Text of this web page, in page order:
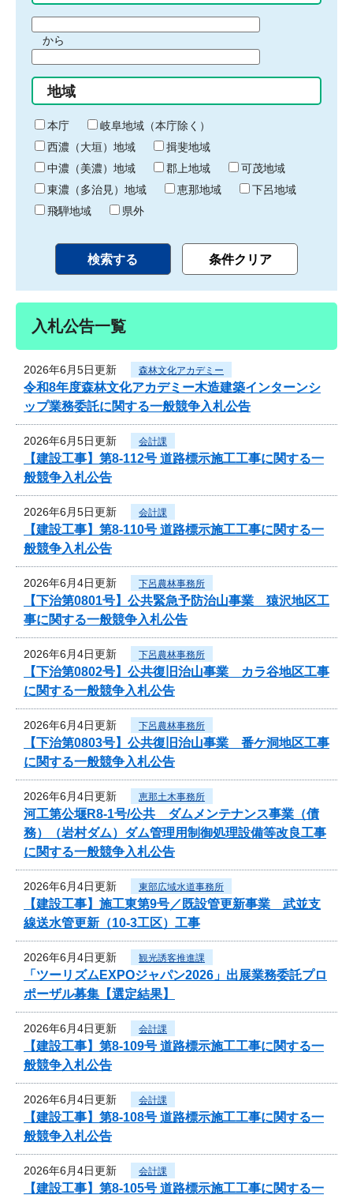
間
始
り
から
間
終
わ
り
地域
本庁
岐阜地域（本庁除く）
西濃（大垣）地域
揖斐地域
中濃（美濃）地域
郡上地域
可茂地域
東濃（多治見）地域
恵那地域
下呂地域
飛騨地域
県外
入札公告一覧
2026年6月5日更新 森林文化アカデミー
令和8年度森林文化アカデミー木造建築インターンシ
ップ業務委託に関する一般競争入札公告
2026年6月5日更新 会計課
【建設工事】第8-112号 道路標示施工工事に関する一
般競争入札公告
2026年6月5日更新 会計課
【建設工事】第8-110号 道路標示施工工事に関する一
般競争入札公告
2026年6月4日更新 下呂農林事務所
【下治第0801号】公共緊急予防治山事業 猿沢地区工
事に関する一般競争入札公告
2026年6月4日更新 下呂農林事務所
【下治第0802号】公共復旧治山事業 カラ谷地区工事
に関する一般競争入札公告
2026年6月4日更新 下呂農林事務所
【下治第0803号】公共復旧治山事業 番ケ洞地区工事
に関する一般競争入札公告
2026年6月4日更新 恵那土木事務所
河工第公堰R8-1号/公共 ダムメンテナンス事業（債
務）（岩村ダム）ダム管理用制御処理設備等改良工事
に関する一般競争入札公告
2026年6月4日更新 東部広域水道事務所
【建設工事】施工東第9号／既設管更新事業 武並支
線送水管更新（10-3工区）工事
2026年6月4日更新 観光誘客推進課
「ツーリズムEXPOジャパン2026」出展業務委託プロ
ポーザル募集【選定結果】
2026年6月4日更新 会計課
【建設工事】第8-109号 道路標示施工工事に関する一
般競争入札公告
2026年6月4日更新 会計課
【建設工事】第8-108号 道路標示施工工事に関する一
般競争入札公告
2026年6月4日更新 会計課
【建設工事】第8-105号 道路標示施工工事に関する一